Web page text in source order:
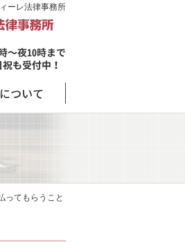
ーレ法律事務所
ついて
ってもらうこと